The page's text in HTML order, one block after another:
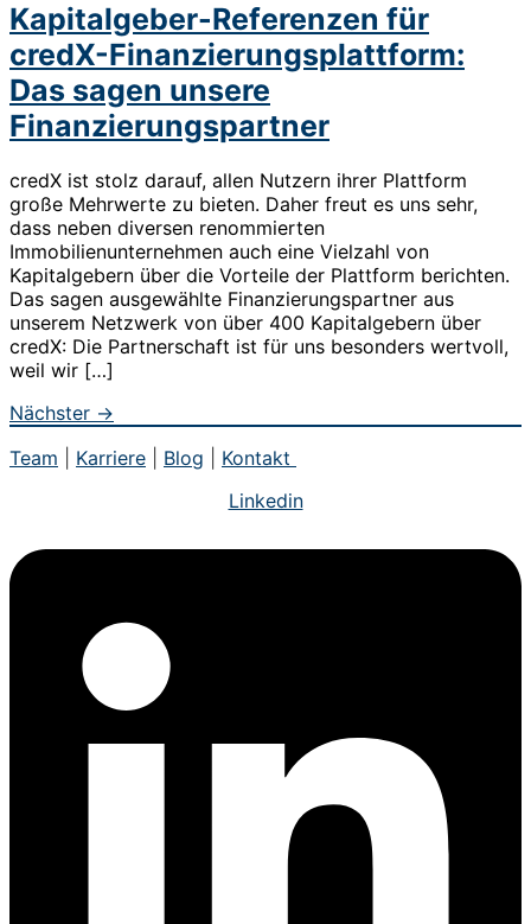
Kapitalgeber-Referenzen für
credX-Finanzierungsplattform:
Das sagen unsere
Finanzierungspartner
credX ist stolz darauf, allen Nutzern ihrer Plattform
große Mehrwerte zu bieten. Daher freut es uns sehr,
dass neben diversen renommierten
Immobilienunternehmen auch eine Vielzahl von
Kapitalgebern über die Vorteile der Plattform berichten.
Das sagen ausgewählte Finanzierungspartner aus
unserem Netzwerk von über 400 Kapitalgebern über
credX: Die Partnerschaft ist für uns besonders wertvoll,
weil wir […]
Nächster →
Team
Karriere Blog
Kontakt
Linkedin